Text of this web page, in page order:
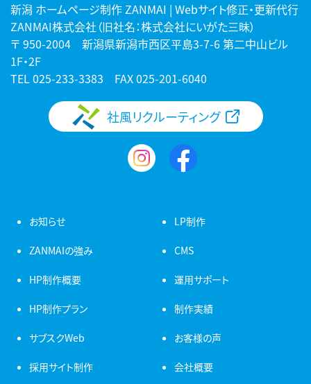
新潟 ホームページ制作 ZANMAI | Webサイト修正・更新代行
ZANMAI株式会社（旧社名：株式会社にいがた三昧）
〒 950-2004 新潟県新潟市西区平島3-7-6 第二中山ビル
1F・2F
TEL025-233-3383 FAX 025-201-6040
社風リクルーティング
お知らせ
ZANMAIの強み
HP制作概要
HP制作プラン
サブスクWeb
採用サイト制作
LP制作
CMS
運用サポート
制作実績
お客様の声
会社概要